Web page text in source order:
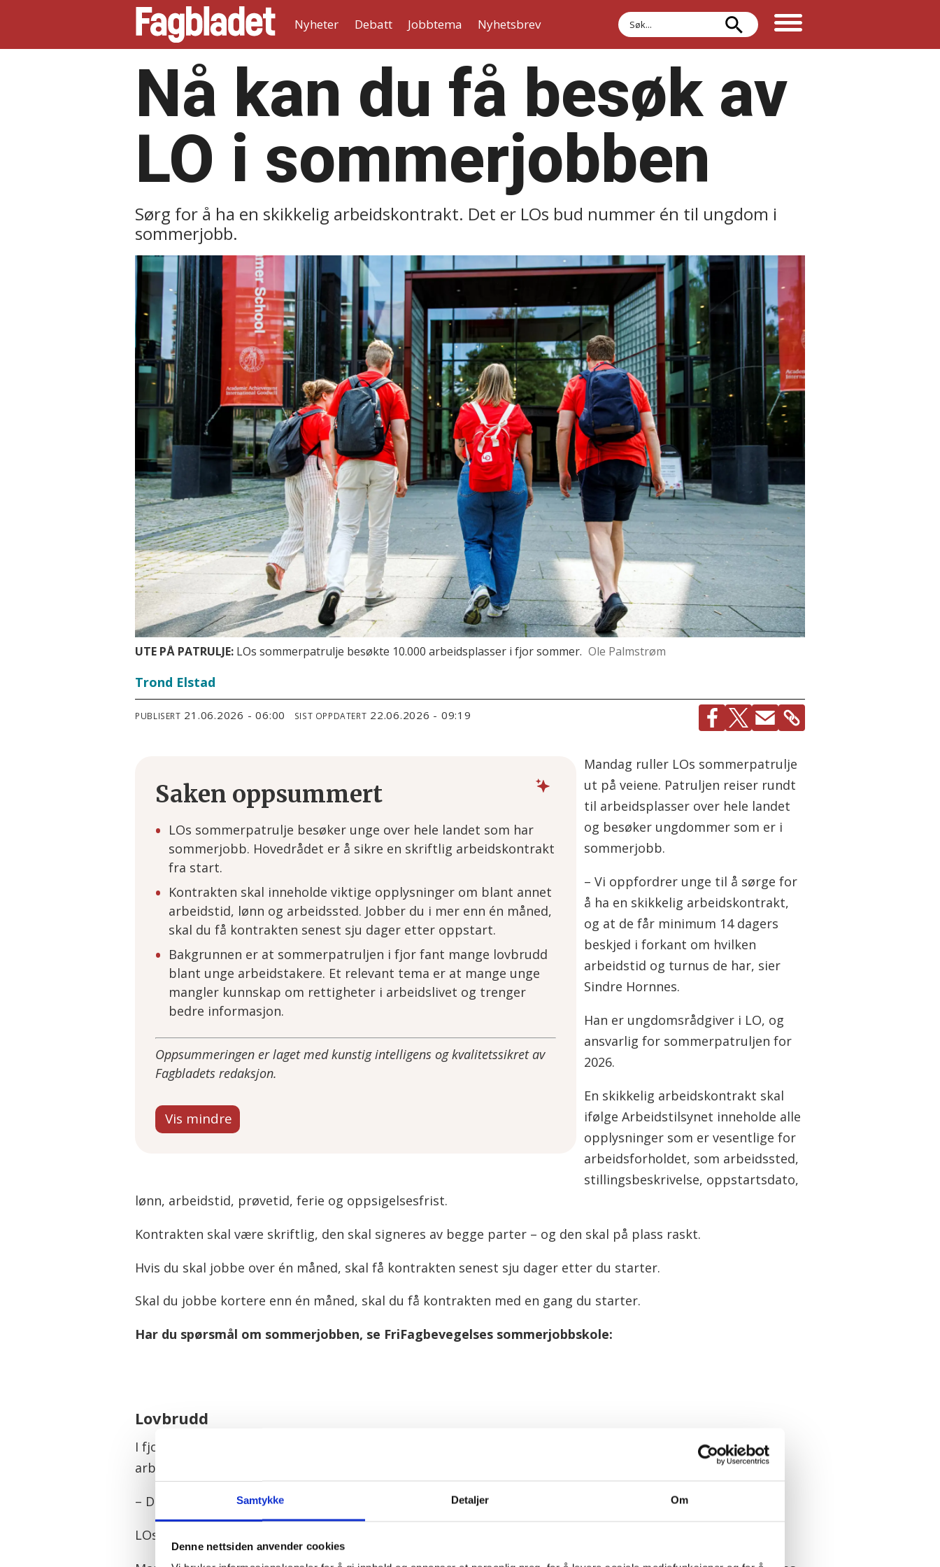
Samtykke Detaljer Om
Denne nettsiden anvender cookies
Nyheter Debatt Jobbtema Nyhetsbrev
Søk
Nå kan du få besøk av
LO i sommerjobben
Sørg for å ha en skikkelig arbeidskontrakt. Det er LOs bud nummer én til ungdom i
sommerjobb.
UTE PÅ PATRULJE: LOs sommerpatrulje besøkte 10.000 arbeidsplasser i fjor sommer. Ole Palmstrøm
Trond Elstad
PUBLISERT 21.06.2026 - 06:00 SIST OPPDATERT 22.06.2026 - 09:19
Saken oppsummert
LOs sommerpatrulje besøker unge over hele landet som har
sommerjobb. Hovedrådet er å sikre en skriftlig arbeidskontrakt
fra start.
Kontrakten skal inneholde viktige opplysninger om blant annet
arbeidstid, lønn og arbeidssted. Jobber du i mer enn én måned,
skal du få kontrakten senest sju dager etter oppstart.
Bakgrunnen er at sommerpatruljen i fjor fant mange lovbrudd
blant unge arbeidstakere. Et relevant tema er at mange unge
mangler kunnskap om rettigheter i arbeidslivet og trenger
bedre informasjon.
Oppsummeringen er laget med kunstig intelligens og kvalitetssikret av
Fagbladets redaksjon.
Mandag ruller LOs sommerpatrulje
ut på veiene. Patruljen reiser rundt
til arbeidsplasser over hele landet
og besøker ungdommer som er i
sommerjobb.
– Vi oppfordrer unge til å sørge for
å ha en skikkelig arbeidskontrakt,
og at de får minimum 14 dagers
beskjed i forkant om hvilken
arbeidstid og turnus de har, sier
Sindre Hornnes.
Han er ungdomsrådgiver i LO, og
ansvarlig for sommerpatruljen for
2026.
En skikkelig arbeidskontrakt skal
ifølge Arbeidstilsynet inneholde alle
opplysninger som er vesentlige for
arbeidsforholdet, som arbeidssted,
stillingsbeskrivelse, oppstartsdato,
lønn, arbeidstid, prøvetid, ferie og oppsigelsesfrist.
Kontrakten skal være skriftlig, den skal signeres av begge parter – og den skal på plass raskt.
Hvis du skal jobbe over én måned, skal få kontrakten senest sju dager etter du starter.
Skal du jobbe kortere enn én måned, skal du få kontrakten med en gang du starter.
Har du spørsmål om sommerjobben, se FriFagbevegelses sommerjobbskole:
Lovbrudd
I fjor avdekket LOs sommerpatrulje omfattende brudd på arbeidsmiljøloven. Nesten én av to unge
arbeidstakere hadde opplevd lovbrudd.
– Det viser viktigheten av at sommerpatruljen er ute og sjekker forholdene, sier Hornnes.
LOs sommerpatrulje kommer til å være på veien fra 22. juni til 10. juli, og det for 41. gang på rad.